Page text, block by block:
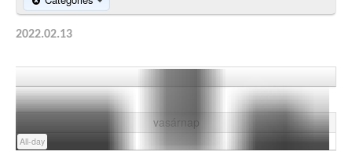
2022.02.13
vasárnap
All-day
03:00
04:00
05:00